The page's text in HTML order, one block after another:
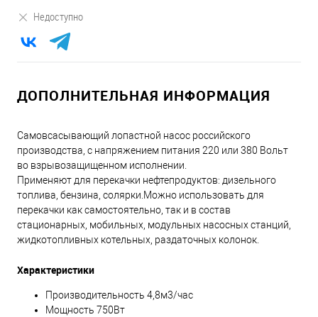
Недоступно
ДОПОЛНИТЕЛЬНАЯ ИНФОРМАЦИЯ
Самовсасывающий лопастной насос российского
производства, с напряжением питания 220 или 380 Вольт
во взрывозащищенном исполнении.
Применяют для перекачки нефтепродуктов: дизельного
топлива, бензина, солярки.Можно использовать для
перекачки как самостоятельно, так и в состав
стационарных, мобильных, модульных насосных станций,
жидкотопливных котельных, раздаточных колонок.
Характеристики
Производительность 4,8м3/час
Мощность 750Вт